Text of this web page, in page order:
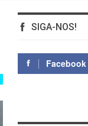
SIGA-NOS!
Facebook